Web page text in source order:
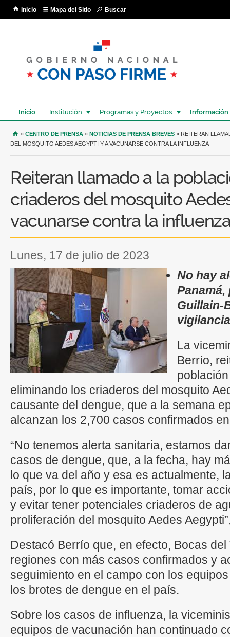
Inicio Mapa del Sitio Buscar
Inicio Institución Programas y Proyectos Información
USTED SE ENCUENTRA AQUÍ
» CENTRO DE PRENSA » NOTICIAS DE PRENSA BREVES » REITERAN
DEL MOSQUITO AEDES AEGYPTI Y A VACUNARSE CONTRA LA INFLUENZA
Reiteran llamado a la
criaderos del mosquito
vacunarse contra la
lunes, 17 de julio de 2023
No hay
Guillain-
La
Berrío,
eliminando los criaderos del mosquito
causante del dengue, que a la semana
alcanzan los 2,700 casos confirmados
“No tenemos alerta sanitaria, estamos
casos de dengue, que, a la fecha, hay
lo que va del año y esa es actualmente,
país, por lo que es importante, tomar
y evitar tener potenciales criaderos de
proliferación del mosquito Aedes
Destacó Berrío que, en efecto, Bocas
regiones con más casos confirmados y
seguimiento en el campo con los
los brotes de dengue en el país.
Sobre los casos de influenza, la
equipos de vacunación han continuado